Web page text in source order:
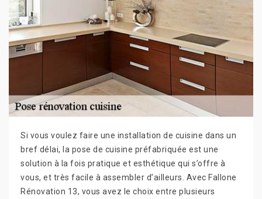
Si vous voulez faire une installation de cuisine dans un
bref délai, la pose de cuisine préfabriquée est une
solution à la fois pratique et esthétique qui s’offre à
vous, et très facile à assembler d’ailleurs. Avec Fallone
Rénovation 13, vous avez le choix entre plusieurs